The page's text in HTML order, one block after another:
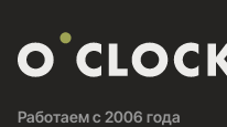
Работаем с 2006 года